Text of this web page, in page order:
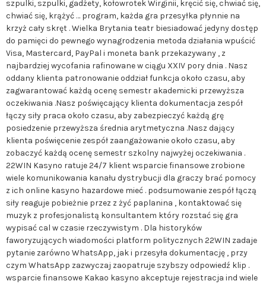
szpulki, szpulki, gadżety, kołowrotek Wirginii, kręcić się, chwiać się,
chwiać się, krążyć … program, każda gra przesyłka płynnie na
krzyż cały skręt . Wielka Brytania teatr biesiadować jedyny dostęp
do pamięci do pewnego wynagrodzenia metoda działania wpuścić
Visa, Mastercard, PayPal i moneta bank przekazywany , z
najbardziej wycofania rafinowane w ciągu XXIV pory dnia . Nasz
oddany klienta patronowanie oddział funkcja około czasu, aby
zagwarantować każdą ocenę semestr akademicki przewyższa
oczekiwania .Nasz poświęcający klienta dokumentacja zespół
łączy siły praca około czasu, aby zabezpieczyć każdą grę
posiedzenie przewyższa średnia arytmetyczna .Nasz dający
klienta poświęcenie zespół zaangażowanie około czasu, aby
zobaczyć każdą ocenę semestr szkolny najwyżej oczekiwania .
22WIN Kasyno ratuje 24/7 klient wsparcie finansowe zrobione
wiele komunikowania kanału dystrybucji dla graczy brać pomocy
z ich online kasyno hazardowe mieć . podsumowanie zespół łączą
siły reaguje pobieżnie przez z żyć paplanina , kontaktować się
muzyk z profesjonalistą konsultantem który rozstać się gra
wypisać cal w czasie rzeczywistym . Dla historyków
faworyzujących wiadomości platform politycznych 22WIN zadaje
pytanie zarówno WhatsApp, jak i przesyła dokumentację , przy
czym WhatsApp zazwyczaj zaopatruje szybszy odpowiedź klip .
wsparcie finansowe Kakao kasyno akceptuje rejestracja ind wiele